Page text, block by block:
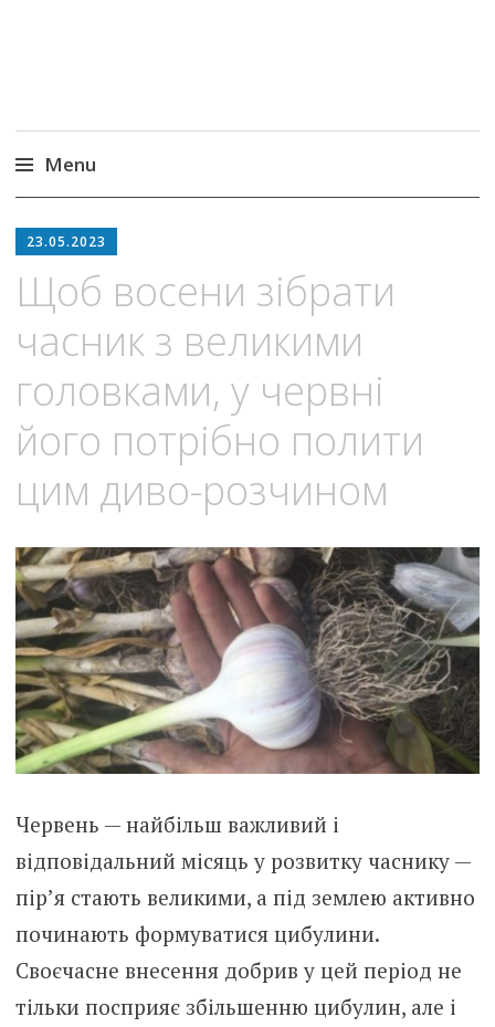
Menu
to
23.05.2023
Щоб восени зібрати
часник з великими
головками, у червні
його потрібно полити
цим диво-розчином
Червень — найбільш важливий і
відповідальний місяць у розвитку часнику —
пір’я стають великими, а під землею активно
починають формуватися цибулини.
Своєчасне внесення добрив у цей період не
тільки посприяє збільшенню цибулин, але і